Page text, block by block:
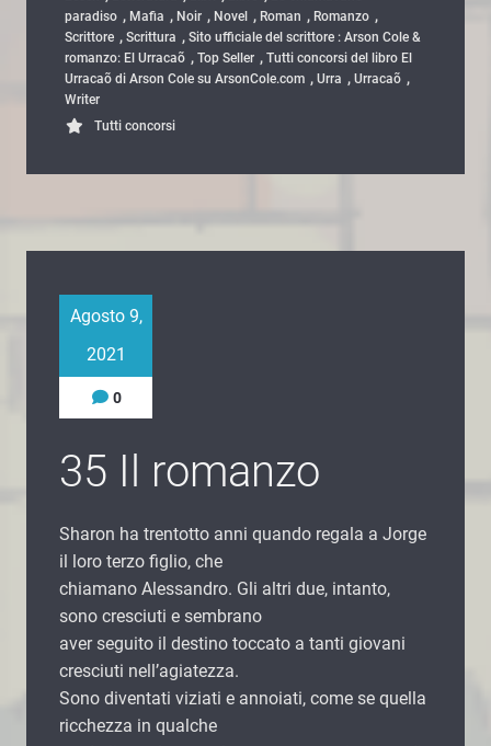
paradiso , Mafia , Noir , Novel , Roman , Romanzo ,
Scrittore , Scrittura , Sito ufficiale del scrittore : Arson Cole &
romanzo: El Urracaõ , Top Seller , Tutti concorsi del libro El
Urracaõ di Arson Cole su ArsonCole.com , Urra , Urracaõ ,
Writer
Tutti concorsi
Agosto 9,
2021
0
35 Il romanzo
Sharon ha trentotto anni quando regala a Jorge
il loro terzo figlio, che
chiamano Alessandro. Gli altri due, intanto,
sono cresciuti e sembrano
aver seguito il destino toccato a tanti giovani
cresciuti nell’agiatezza.
Sono diventati viziati e annoiati, come se quella
ricchezza in qualche